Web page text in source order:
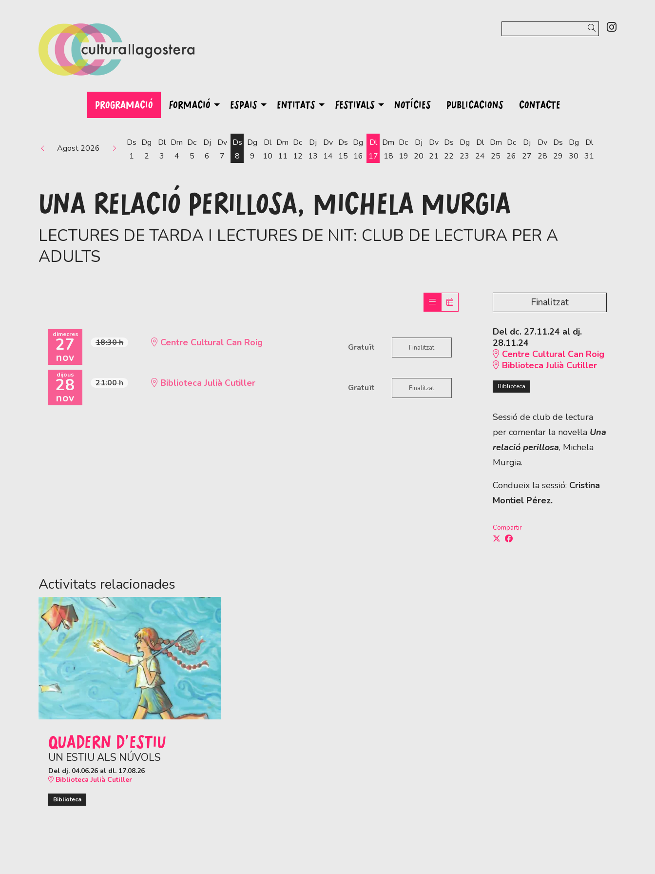
Link a
Cercar
PROGRAMACIÓ FORMACIÓ ESPAIS ENTITATS FESTIVALS NOTÍCIES PUBLICACIONS CONTACTE
Agost 2026
Ds
1
Dg
2
Dl
3
Dm
4
Dc
5
Dj
6
Dv
7
Ds
8
Dg
9
Dl
10
Dm
11
Dc
12
Dj
13
Dv
14
Ds
15
Dg
16
Dl
17
Dm
18
Dc
19
Dj
20
Dv
21
Ds
22
Dg
23
Dl
24
Dm
25
Dc
26
Dj
27
Dv
28
Ds
29
Dg
30
Dl
31
UNA RELACIÓ PERILLOSA, MICHELA MURGIA
LECTURES DE TARDA I LECTURES DE NIT: CLUB DE LECTURA PER A
ADULTS
Finalitzat
Del dc. 27.11.24 al dj.
28.11.24
Centre Cultural Can Roig
Biblioteca Julià Cutiller
Biblioteca
Sessió de club de lectura
per comentar la novel·la Una
relació perillosa, Michela
Murgia.
Condueix la sessió: Cristina
Montiel Pérez.
Compartir
dimecres
27
nov
18:30 h Centre Cultural Can Roig Gratuït Finalitzat
dijous
28
nov
21:00 h Biblioteca Julià Cutiller Gratuït Finalitzat
Activitats relacionades
QUADERN D'ESTIU
UN ESTIU ALS NÚVOLS
Del dj. 04.06.26 al dl. 17.08.26
Biblioteca Julià Cutiller
Biblioteca